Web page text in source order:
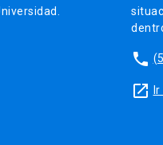
phone
launch